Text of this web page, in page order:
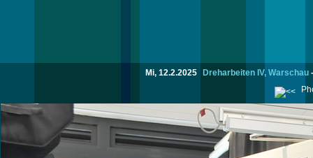
Mi, 12.2.2025 Dreharbeiten IV, Warschau